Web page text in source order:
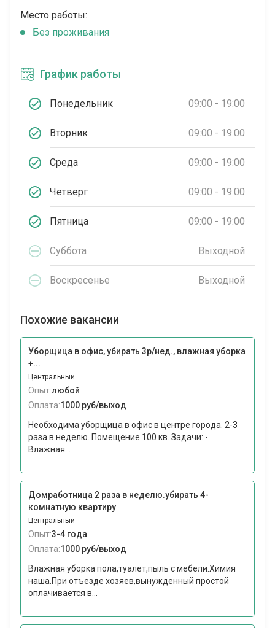
Место работы:
Без проживания
График работы
Понедельник 09:00 - 19:00
Вторник 09:00 - 19:00
Среда 09:00 - 19:00
Четверг 09:00 - 19:00
Пятница 09:00 - 19:00
Суббота Выходной
Воскресенье Выходной
Похожие вакансии
Уборщица в офис, убирать 3р/нед., влажная уборка
+...
Центральный
Опыт:любой
Оплата:1000 руб/выход
Необходима уборщица в офис в центре города. 2-3
раза в неделю. Помещение 100 кв. Задачи: -
Влажная...
Домработница 2 раза в неделю.убирать 4-
комнатную квартиру
Центральный
Опыт:3-4 года
Оплата:1000 руб/выход
Влажная уборка пола,туалет,пыль с мебели.Химия
наша.При отъезде хозяев,вынужденный простой
оплачивается в...